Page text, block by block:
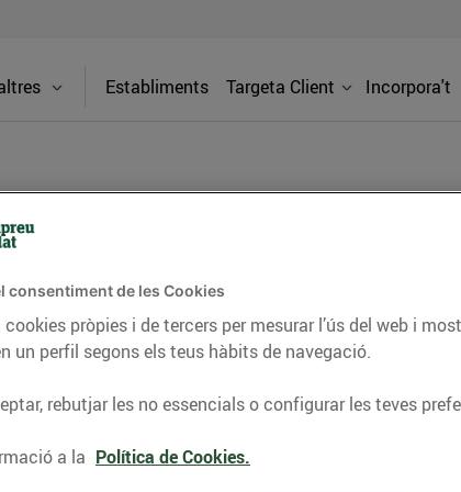
Establiments Targeta Client Incorpora't
consells nutricionals, informació
del nostre territori i molts altres temes.
CONSELLS I HÀBITS SALUDABLES
consentiment de les Cookies
pròpies i de tercers per mesurar l’ús del web i
un perfil segons els teus hàbits de navegació.
rebutjar les no essencials o configurar les teves
a la Política de Cookies.